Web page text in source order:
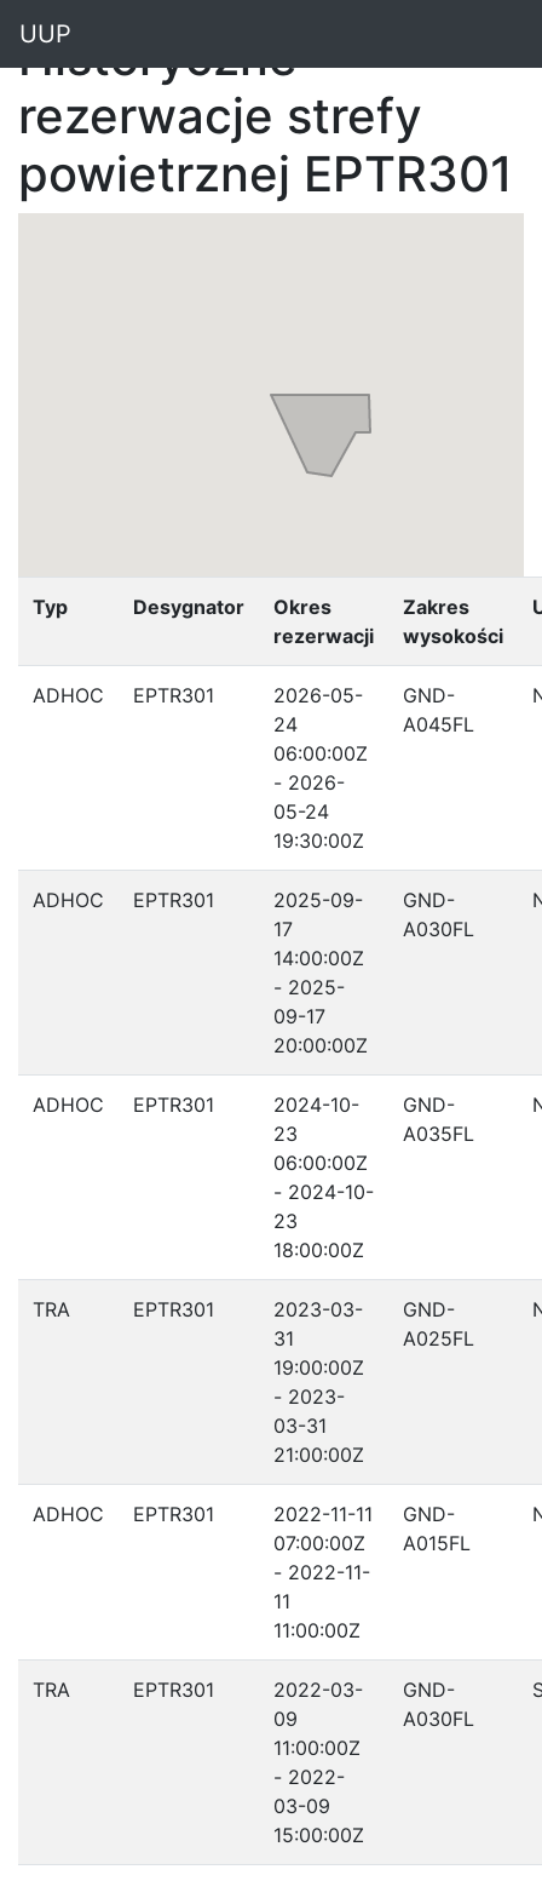
UUP
Historyczne
rezerwacje strefy
powietrznej EPTR301
Typ Desygnator
Okres
rezerwacji
Zakres
wysokości
ADHOC EPTR301
2026-05-
24
06:00:00Z
- 2026-
05-24
19:30:00Z
GND-
A045FL
ADHOC EPTR301
2025-09-
17
14:00:00Z
- 2025-
09-17
20:00:00Z
GND-
A030FL
ADHOC EPTR301
2024-10-
23
06:00:00Z
- 2024-10-
23
18:00:00Z
GND-
A035FL
TRA EPTR301
2023-03-
31
19:00:00Z
- 2023-
03-31
21:00:00Z
GND-
A025FL
ADHOC EPTR301
2022-11-11
07:00:00Z
- 2022-11-
11
11:00:00Z
GND-
A015FL
TRA EPTR301
2022-03-
09
11:00:00Z
- 2022-
03-09
15:00:00Z
GND-
A030FL